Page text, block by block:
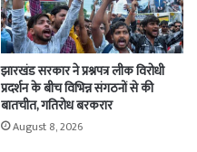
झारखंड सरकार ने प्रश्नपत्र लीक विरोधी
प्रदर्शन के बीच विभिन्न संगठनों से की
बातचीत, गतिरोध बरकरार
August 8, 2026